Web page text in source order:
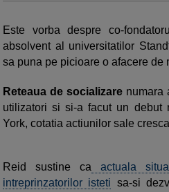
Este vorba despre co-
absolvent al universitatilor
sa puna pe picioare o afacere de
Reteaua de socializarenumara
utilizatori si si-a facut un debut
York, cotatia actiunilor sale
Reid sustine ca actuala
intreprinzatorilor isteti sa-si